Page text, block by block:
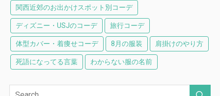
関西近郊のお出かけスポット別コーデ
ディズニー・USJのコーデ 旅行コーデ
体型カバー・着痩せコーデ 8月の服装 肩掛けのやり方
死語になってる言葉 わからない服の名前